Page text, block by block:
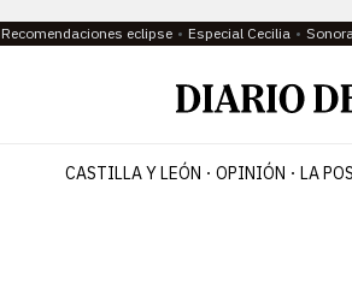
Recomendaciones eclipse Especial Cecilia
CASTILLA Y LEÓN OPINIÓN LA